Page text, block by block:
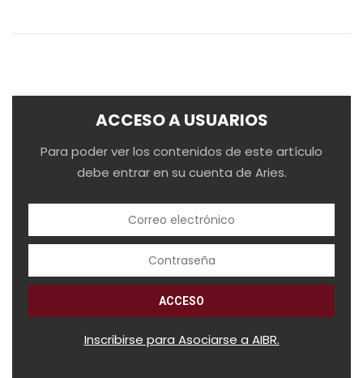
ACCESO A USUARIOS
Para poder ver los contenidos de este artículo
debe entrar en su cuenta de Aries.
Inscribirse para Asociarse a AIBR.